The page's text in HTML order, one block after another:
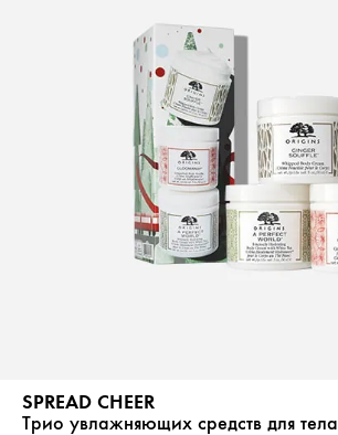
SPREAD CHEER
Трио увлажняющих средств для тела